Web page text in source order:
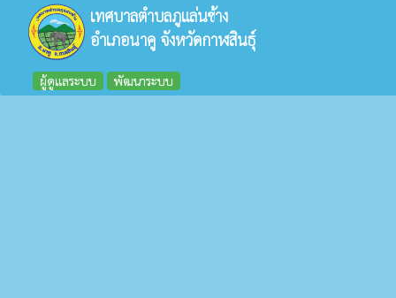
เทศบาลตำบลภูแล่นช้าง
อำเภอนาคู จังหวัดกาฬสินธุ์
ผู้ดูแลระบบ พัฒนาระบบ